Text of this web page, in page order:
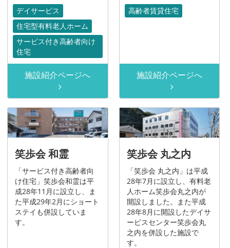
デイサービス
住宅型有料老人ホーム
サービス付き高齢者向け
住宅
施設紹介ページへ
高齢者賃貸住宅
施設紹介ページへ
笑歩会 和霊
「サービス付き高齢者向
け住宅」笑歩会和霊は平
成28年11月に設立し、ま
た平成29年2月にショート
ステイも併設していま
す。
笑歩会 丸之内
「笑歩会 丸之内」は平成
28年7月に設立し、有料老
人ホーム笑歩会丸之内が
開設しました。また平成
28年8月に開設したデイサ
ービスセンター笑歩会丸
之内を併設した施設で
す。